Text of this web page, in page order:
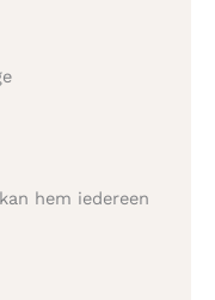
hem iedereen